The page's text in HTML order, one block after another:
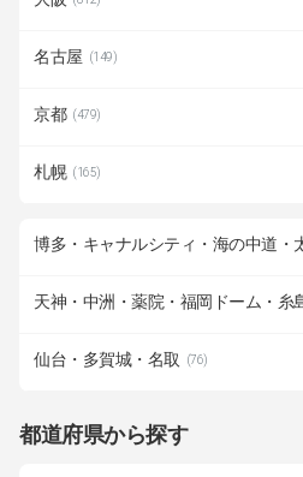
名古屋 (149)
京都 (479)
札幌 (165)
博多・キャナルシティ・海の中道・
天神・中洲・薬院・福岡ドーム・糸
仙台・多賀城・名取 (76)
都道府県から探す